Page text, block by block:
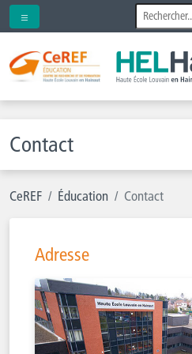
Contact
CeREF Éducation Contact
Adresse